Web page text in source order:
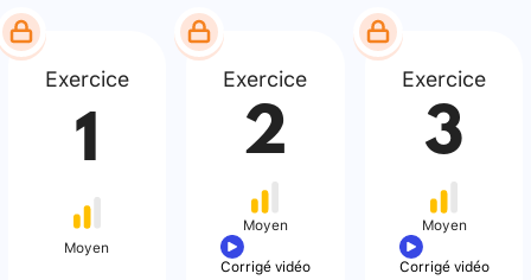
Exercice
1
Moyen
Exercice
2
Moyen
Corrigé vidéo
Exercice
3
Moyen
Corrigé vidéo